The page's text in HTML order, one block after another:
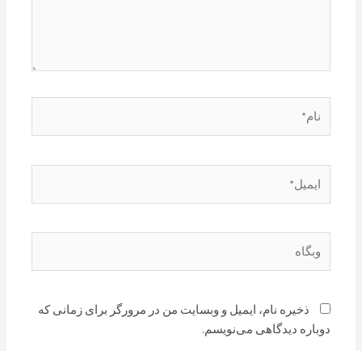
ذخیره نام، ایمیل و وبسایت من در مرورگر برای زمانی که
دوباره دیدگاهی می‌نویسم.